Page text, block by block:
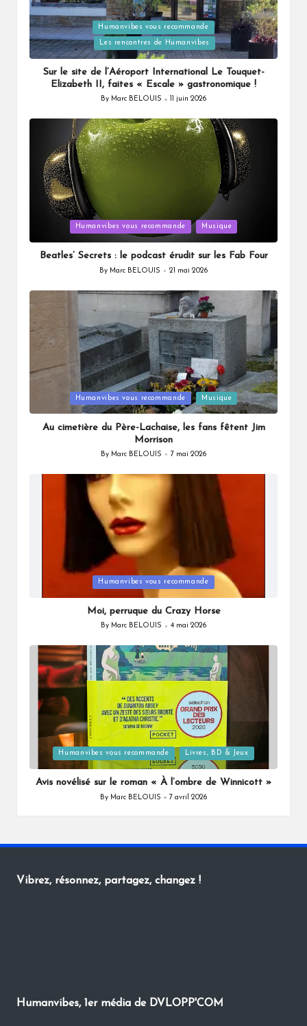
Posted
in
Humanvibes vous recommande
Les rencontres de Humanvibes
Sur le site de l’Aéroport International Le Touquet-
Elizabeth II, faites « Escale » gastronomique !
Posted
By Marc BELOUIS 11 juin 2026
in
Humanvibes vous recommande Musique
Beatles’ Secrets : le podcast érudit sur les Fab Four
Posted
By Marc BELOUIS 21 mai 2026
in
Humanvibes vous recommande Musique
Au cimetière du Père-Lachaise, les fans fêtent Jim
Morrison
Posted
By Marc BELOUIS 7 mai 2026
in
Humanvibes vous recommande
Moi, perruque du Crazy Horse
Posted
By Marc BELOUIS 4 mai 2026
Posted
in
Humanvibes vous recommande Livres, BD & Jeux
Avis novélisé sur le roman « À l’ombre de Winnicott »
Posted
By Marc BELOUIS 7 avril 2026
Vibrez, résonnez, partagez, changez !
Humanvibes, 1er média de DVLOPP'COM